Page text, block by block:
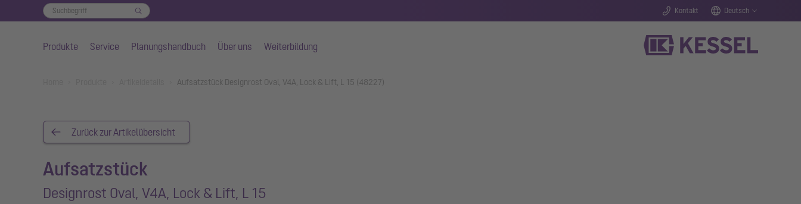
Kontakt Deutsch
Produkte Service Planungshandbuch Über uns Weiterbildung
Aufsatzstück Designrost Oval, V4A, Lock & Lift, L 15 (48227)
Zurück zur Artikelübersicht
Aufsatzstück
Designrost Oval, V4A, Lock & Lift, L 15